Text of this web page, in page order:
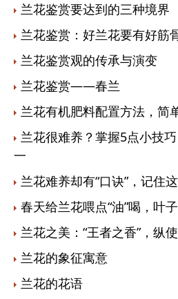
兰花鉴赏要达到的三种境界
兰花鉴赏：好兰花要有好筋
兰花鉴赏观的传承与演变
兰花鉴赏——春兰
兰花有机肥料配置方法，简
兰花很难养？掌握5点小技
一
兰花难养却有“口诀”，记住
春天给兰花喂点“油”喝，叶
兰花之美：“王者之香”，纵
兰花的象征寓意
兰花的花语